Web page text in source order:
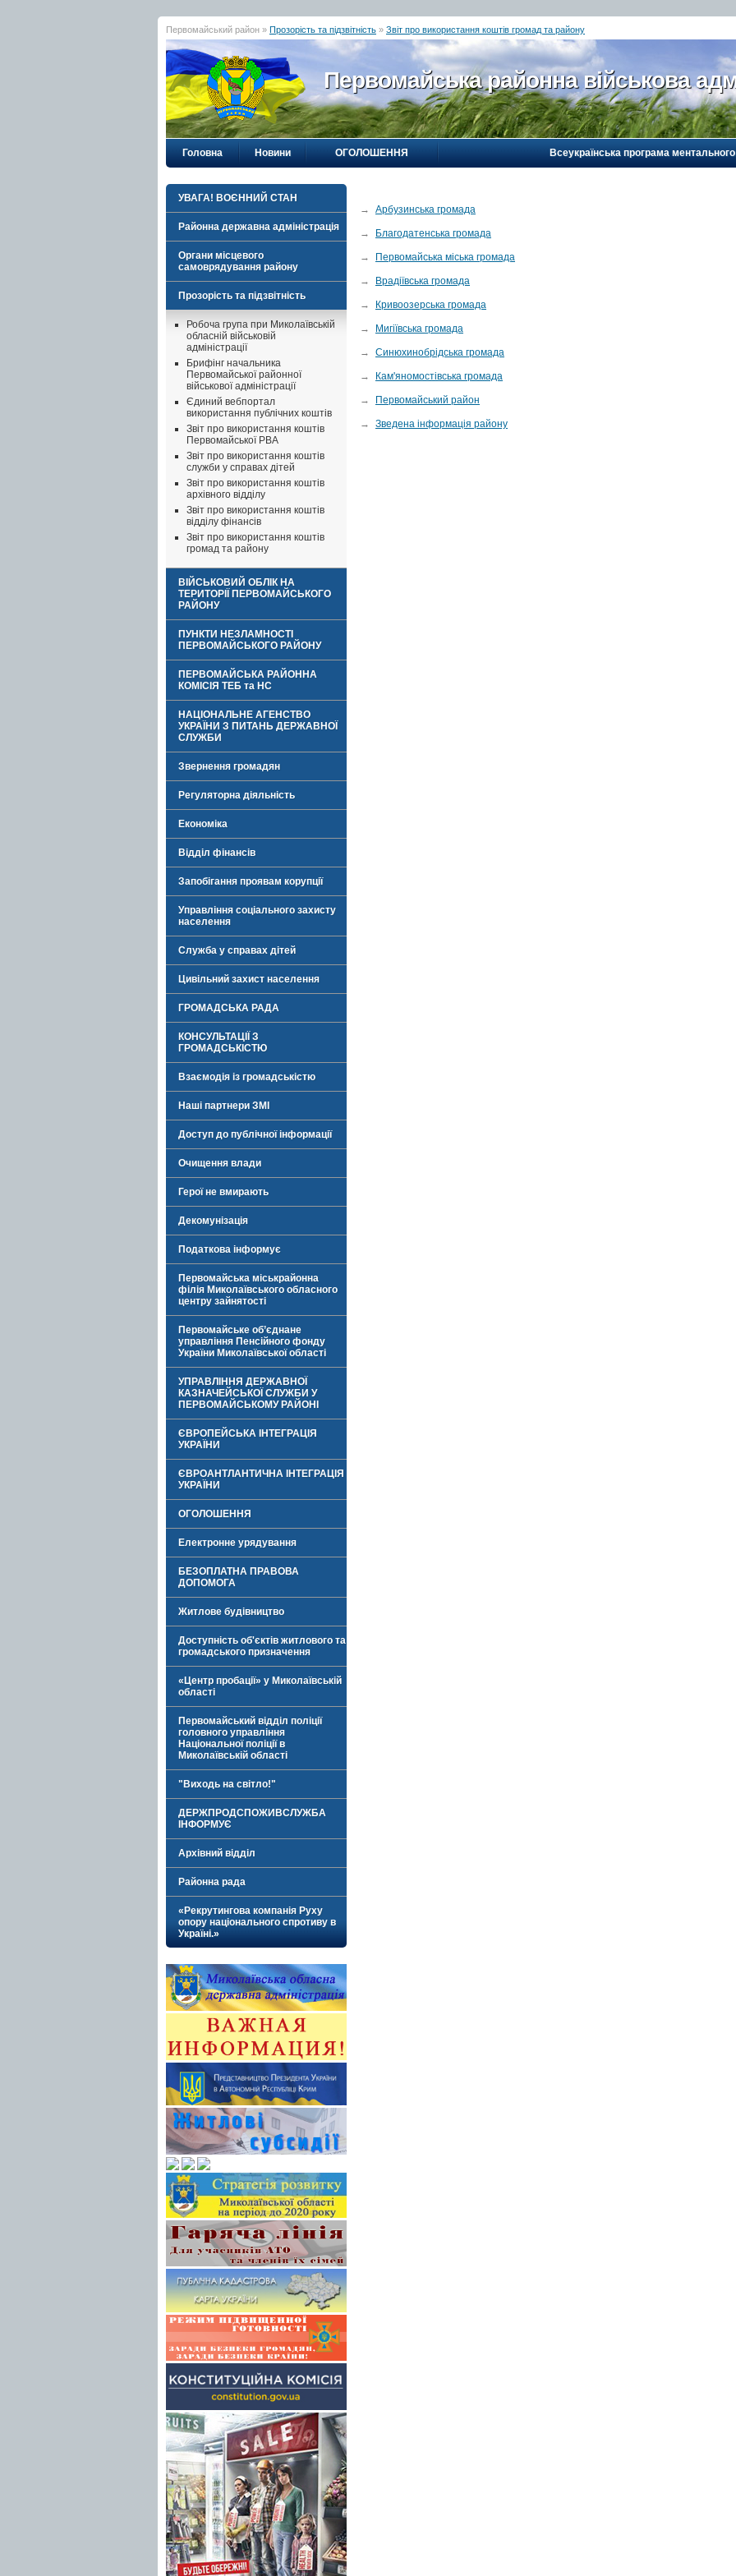
Первомайський район » Прозорість та підзвітність » Звіт про використання коштів громад та району
Первомайська районна військова
Головна Новини ОГОЛОШЕННЯ Всеукраїнська програма
УВАГА! ВОЄННИЙ СТАН
Районна державна адміністрація
Органи місцевого
самоврядування району
Прозорість та підзвітність
Робоча група при Миколаївській
обласній військовій
адміністрації
Брифінг начальника
Первомайської районної
військової адміністрації
Єдиний вебпортал
використання публічних коштів
Звіт про використання коштів
Первомайської РВА
Звіт про використання коштів
служби у справах дітей
Звіт про використання коштів
архівного відділу
Звіт про використання коштів
відділу фінансів
Звіт про використання коштів
громад та району
ВІЙСЬКОВИЙ ОБЛІК НА
ТЕРИТОРІЇ ПЕРВОМАЙСЬКОГО
РАЙОНУ
ПУНКТИ НЕЗЛАМНОСТІ
ПЕРВОМАЙСЬКОГО РАЙОНУ
ПЕРВОМАЙСЬКА РАЙОННА
КОМІСІЯ ТЕБ та НС
НАЦІОНАЛЬНЕ АГЕНСТВО
УКРАЇНИ З ПИТАНЬ ДЕРЖАВНОЇ
СЛУЖБИ
Звернення громадян
Регуляторна діяльність
Економіка
Відділ фінансів
Запобігання проявам корупції
Управління соціального захисту
населення
Служба у справах дітей
Цивільний захист населення
ГРОМАДСЬКА РАДА
КОНСУЛЬТАЦІЇ З
ГРОМАДСЬКІСТЮ
Взаємодія із громадськістю
Наші партнери ЗМІ
Доступ до публічної інформації
Очищення влади
Герої не вмирають
Декомунізація
Податкова інформує
Первомайська міськрайонна
філія Миколаївського обласного
центру зайнятості
Первомайське об’єднане
управління Пенсійного фонду
України Миколаївської області
УПРАВЛІННЯ ДЕРЖАВНОЇ
КАЗНАЧЕЙСЬКОЇ СЛУЖБИ У
ПЕРВОМАЙСЬКОМУ РАЙОНІ
ЄВРОПЕЙСЬКА ІНТЕГРАЦІЯ
УКРАЇНИ
ЄВРОАНТЛАНТИЧНА ІНТЕГРАЦІЯ
УКРАЇНИ
ОГОЛОШЕННЯ
Електронне урядування
БЕЗОПЛАТНА ПРАВОВА
ДОПОМОГА
Житлове будівництво
Доступність об'єктів житлового та
громадського призначення
«Центр пробації» у Миколаївській
області
Первомайський відділ поліції
головного управління
Національної поліції в
Миколаївській області
"Виходь на світло!"
ДЕРЖПРОДСПОЖИВСЛУЖБА
ІНФОРМУЄ
Архівний відділ
Районна рада
«Рекрутингова компанія Руху
опору національного спротиву в
Україні.»
→ Арбузинська громада
→ Благодатенська громада
→ Первомайська міська громада
→ Врадіївська громада
→ Кривоозерська громада
→ Мигіївська громада
→ Синюхинобрідська громада
→ Кам'яномостівська громада
→ Первомайський район
→ Зведена інформація району